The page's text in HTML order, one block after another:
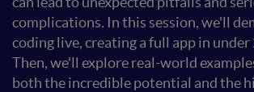
complications. In this session, we'll
coding live, creating a full app in under
Then, we'll explore real-world
both the incredible potential and the